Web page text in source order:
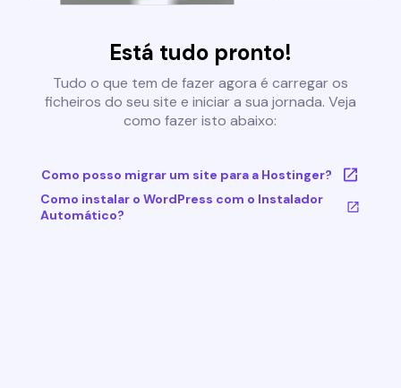
Está tudo pronto!
Tudo o que tem de fazer agora é carregar os
ficheiros do seu site e iniciar a sua jornada. Veja
como fazer isto abaixo:
Como posso migrar um site para a Hostinger?
Como instalar o WordPress com o Instalador
Automático?